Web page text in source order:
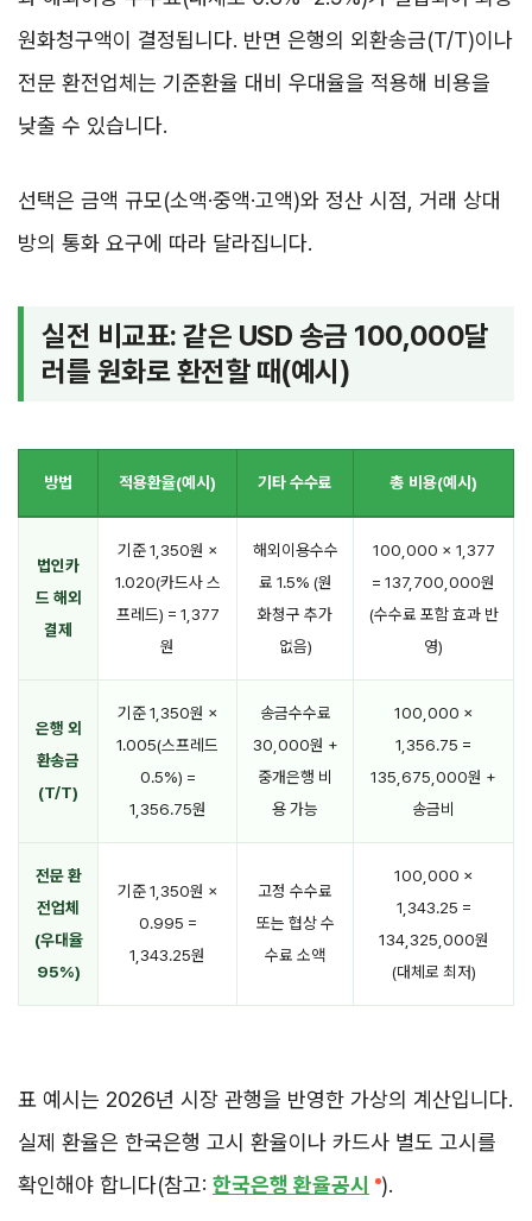
원화청구액이 결정됩니다. 반면 은행의 외환송금(T/T)이나
전문 환전업체는 기준환율 대비 우대율을 적용해 비용을
낮출 수 있습니다.
선택은 금액 규모(소액·중액·고액)와 정산 시점, 거래 상대
방의 통화 요구에 따라 달라집니다.
실전 비교표: 같은 USD 송금 100,000달
러를 원화로 환전할 때(예시)
방법 적용환율(예시) 기타 수수료 총 비용(예시)
법인카
드 해외
결제
기준 1,350원 ×
1.020(카드사 스
프레드) = 1,377
원
해외이용수수
료 1.5% (원
화청구 추가
없음)
100,000 × 1,377
= 137,700,000원
(수수료 포함 효과 반
영)
은행 외
환송금
(T/T)
기준 1,350원 ×
1.005(스프레드
0.5%) =
1,356.75원
송금수수료
30,000원 +
중개은행 비
용 가능
100,000 ×
1,356.75 =
135,675,000원 +
송금비
전문 환
전업체
(우대율
95%)
기준 1,350원 ×
0.995 =
1,343.25원
고정 수수료
또는 협상 수
수료 소액
100,000 ×
1,343.25 =
134,325,000원
(대체로 최저)
표 예시는 2026년 시장 관행을 반영한 가상의 계산입니다.
실제 환율은 한국은행 고시 환율이나 카드사 별도 고시를
확인해야 합니다(참고: 한국은행 환율공시 ).